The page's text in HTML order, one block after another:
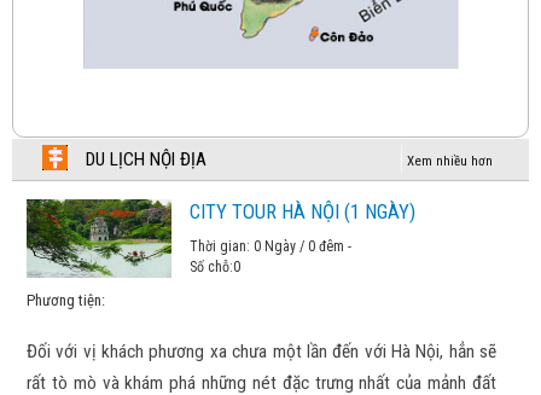
HÀ NỘI – BUSAN – DU THUYỀN – TÀU VEN BIỂN–
Chương trình tham khảo
KHÁM PHÁ XỨ SỞ KIM CHI HÀN QUỐC
DU LỊCH NỘI ĐỊA Xem nhiều hơn
CITY TOUR HÀ NỘI (1 NGÀY)
Thời gian: 0 Ngày / 0 đêm -
Số chỗ:0
Phương tiện:
Đối với vị khách phương xa chưa một lần đến với Hà Nội, hẳn sẽ
rất tò mò và khám phá những nét đặc trưng nhất của mảnh đất